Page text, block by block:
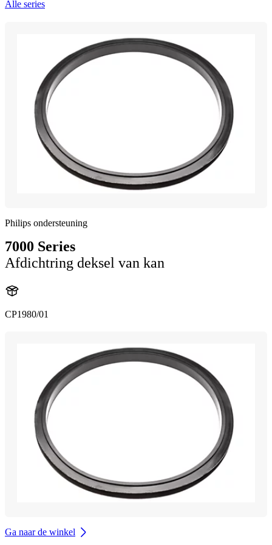
Alle series
Philips ondersteuning
7000 Series
Afdichtring deksel van kan
CP1980/01
Ga naar de winkel